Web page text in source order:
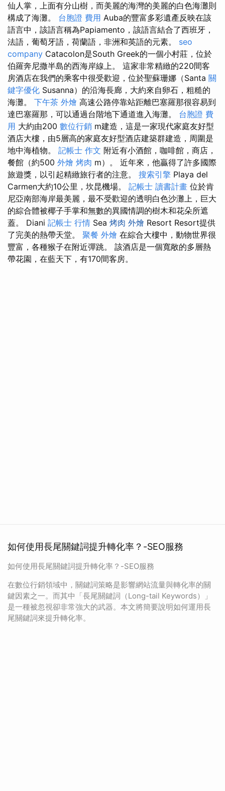
仙人掌，上面有分山樹，而美麗的海灣的美麗的白色海灘則
構成了海灘。 台胞證 費用 Auba的豐富多彩遺產反映在該
語言中，該語言稱為Papiamento，該語言結合了西班牙，
法語，葡萄牙語，荷蘭語，非洲和英語的元素。 seo
company Catacolon是South Greek的一個小村莊，位於
伯羅奔尼撒半島的西海岸線上。 這家非常精緻的220間客
房酒店在我們的乘客中很受歡迎，位於聖蘇珊娜（Santa 關
鍵字優化 Susanna）的沿海長廊，大約來自卵石，粗糙的
海灘。 下午茶 外燴 高速公路停靠站距離巴塞羅那很容易到
達巴塞羅那，可以通過台階地下通道進入海灘。 台胞證 費
用 大約由200 數位行銷 m建造，這是一家現代家庭友好型
酒店大樓，由5層高的家庭友好型酒店建築群建造，周圍是
地中海植物。 記帳士 作文 附近有小酒館，咖啡館，商店，
餐館（約500 外燴 烤肉 m）。 近年來，他贏得了許多國際
旅遊獎，以引起精緻旅行者的注意。 搜索引擎 Playa del
Carmen大約10公里，坎昆機場。 記帳士 讀書計畫 位於肯
尼亞南部海岸最美麗，最不受歡迎的透明白色沙灘上，巨大
的綜合體被椰子手掌和無數的異國情調的樹木和花朵所遮
蓋。 Diani 記帳士 行情 Sea 烤肉 外燴 Resort Resort提供
了完美的熱帶天堂。 聚餐 外燴 在綜合大樓中，動物世界很
豐富，各種猴子在附近彈跳。 該酒店是一個寬敞的多層熱
帶花園，在藍天下，有170間客房。
如何使用長尾關鍵詞提升轉化率？-SEO服務
如何使用長尾關鍵詞提升轉化率？-SEO服務
在數位行銷領域中，關鍵詞策略是影響網站流量與轉化率的關
鍵因素之一。而其中「長尾關鍵詞（Long-tail Keywords）」
是一種被忽視卻非常強大的武器。本文將簡要說明如何運用長
尾關鍵詞來提升轉化率。